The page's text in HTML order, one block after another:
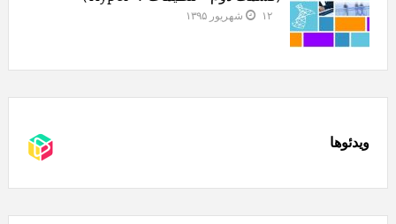
۱۲ شهریور ۱۳۹۵
ویدئوها